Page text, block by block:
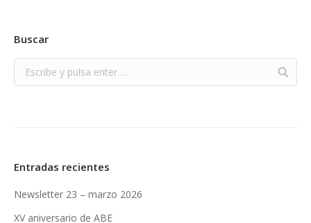
Buscar
Entradas recientes
Newsletter 23 – marzo 2026
XV aniversario de ABE